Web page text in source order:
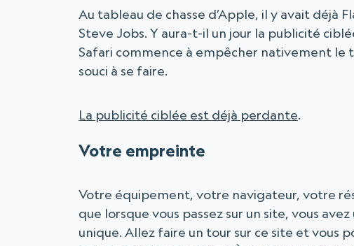
Au tableau de chasse d’Apple, il y avait déjà
Steve Jobs. Y aura-t-il un jour la publicité
Safari commence à empêcher nativement le
souci à se faire.
La publicité ciblée est déjà perdante.
Votre empreinte
Votre équipement, votre navigateur, votre
que lorsque vous passez sur un site, vous
unique. Allez faire un tour sur ce site et vous